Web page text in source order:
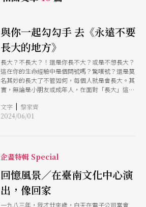
與你一起勾勾手 去《永遠不要
長大的地方》
長大？不長大？！還是你長不大？或是不想長大？
這在你的生命經驗中是個問號嗎？驚嘆號？還是莫
名其妙的長大了不管如何，每個人就是會長大。其
實，無論是小朋友或成年人，在面對「長大」這兩
或領悟。如果有個地方，讓你我永遠不要長大，會
想去那裡嗎？
文字 | 黎家齊
2024/06/01
企畫特輯 Special
回憶風景／在臺南文化中心演
出，像回家
一九八三年，我才廿來歲，白天在電子公司當會